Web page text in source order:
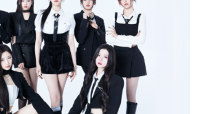
de
seu
fandom
+
spoilers
do
light
stick